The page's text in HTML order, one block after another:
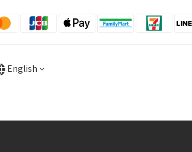
English